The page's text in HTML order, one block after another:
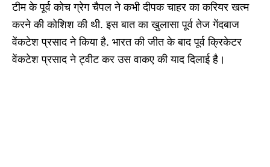
टीम के पूर्व कोच ग्रेग चैपल ने कभी दीपक चाहर का करियर खत्म
करने की कोशिश की थी. इस बात का खुलासा पूर्व तेज गेंदबाज
वेंकटेश प्रसाद ने किया है. भारत की जीत के बाद पूर्व क्रिकेटर
वेंकटेश प्रसाद ने ट्वीट कर उस वाकए की याद दिलाई है।